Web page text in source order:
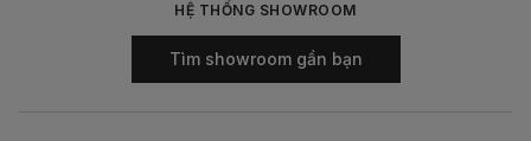
HỆ THỐNG SHOWROOM
Tìm showroom gần bạn